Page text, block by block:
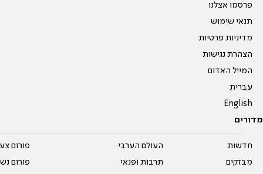
פרסמו אצלנו
תנאי שימוש
מדיניות פרטיות
הצהרת נגישות
המייל האדום
עברית
English
מדורים
חדשות
מבזקים
העולם הערבי
תרבות ופנאי
פורום
פורום